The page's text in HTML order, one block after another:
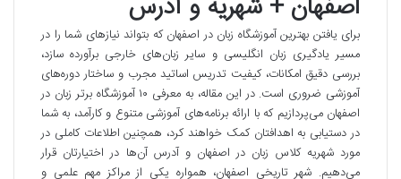
برای یافتن بهترین آموزشگاه زبان در اصفهان که بتواند نیازهای شما را در
مسیر یادگیری زبان انگلیسی و سایر زبان‌های خارجی برآورده سازد،
بررسی دقیق امکانات، کیفیت تدریس اساتید مجرب و ساختار دوره‌های
آموزشی ضروری است. در این مقاله، به معرفی ۱۰ آموزشگاه برتر زبان در
اصفهان می‌پردازیم که با ارائه برنامه‌های آموزشی متنوع و کارآمد، به شما
در دستیابی به اهدافتان کمک خواهند کرد، همچنین اطلاعات کاملی در
مورد شهریه کلاس زبان در اصفهان و آدرس آن‌ها در اختیارتان قرار
می‌دهیم. شهر تاریخی اصفهان، همواره یکی از مراکز مهم علمی و